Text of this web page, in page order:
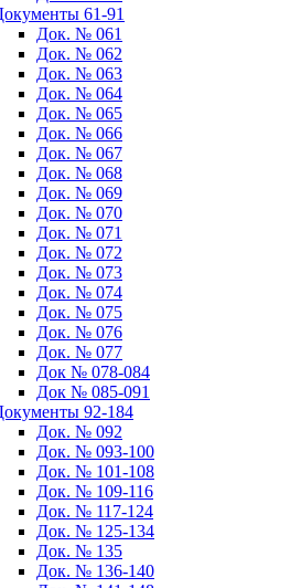
61-91
Док. № 061
Док. № 062
Док. № 063
Док. № 064
Док. № 065
Док. № 066
Док. № 067
Док. № 068
Док. № 069
Док. № 070
Док. № 071
Док. № 072
Док. № 073
Док. № 074
Док. № 075
Док. № 076
Док. № 077
Док № 078-084
Док № 085-091
92-184
Док. № 092
Док. № 093-100
Док. № 101-108
Док. № 109-116
Док. № 117-124
Док. № 125-134
Док. № 135
Док. № 136-140